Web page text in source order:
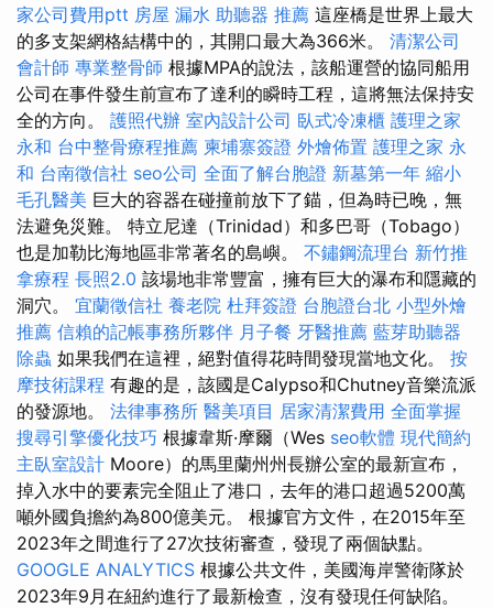
家公司費用ptt 房屋 漏水 助聽器 推薦 這座橋是世界上最大
的多支架網格結構中的，其開口最大為366米。 清潔公司
會計師 專業整骨師 根據MPA的說法，該船運營的協同船用
公司在事件發生前宣布了達利的瞬時工程，這將無法保持安
全的方向。 護照代辦 室內設計公司 臥式冷凍櫃 護理之家
永和 台中整骨療程推薦 柬埔寨簽證 外燴佈置 護理之家 永
和 台南徵信社 seo公司 全面了解台胞證 新墓第一年 縮小
毛孔醫美 巨大的容器在碰撞前放下了錨，但為時已晚，無
法避免災難。 特立尼達（Trinidad）和多巴哥（Tobago）
也是加勒比海地區非常著名的島嶼。 不鏽鋼流理台 新竹推
拿療程 長照2.0 該場地非常豐富，擁有巨大的瀑布和隱藏的
洞穴。 宜蘭徵信社 養老院 杜拜簽證 台胞證台北 小型外燴
推薦 信賴的記帳事務所夥伴 月子餐 牙醫推薦 藍芽助聽器
除蟲 如果我們在這裡，絕對值得花時間發現當地文化。 按
摩技術課程 有趣的是，該國是Calypso和Chutney音樂流派
的發源地。 法律事務所 醫美項目 居家清潔費用 全面掌握
搜尋引擎優化技巧 根據韋斯·摩爾（Wes seo軟體 現代簡約
主臥室設計 Moore）的馬里蘭州州長辦公室的最新宣布，
掉入水中的要素完全阻止了港口，去年的港口超過5200萬
噸外國負擔約為800億美元。 根據官方文件，在2015年至
2023年之間進行了27次技術審查，發現了兩個缺點。
GOOGLE ANALYTICS 根據公共文件，美國海岸警衛隊於
2023年9月在紐約進行了最新檢查，沒有發現任何缺陷。